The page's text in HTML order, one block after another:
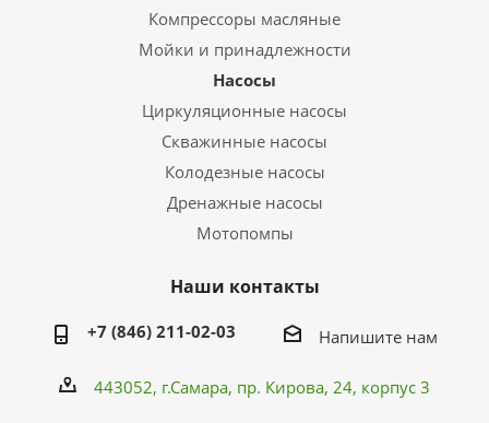
Компрессоры масляные
Мойки и принадлежности
Насосы
Циркуляционные насосы
Скважинные насосы
Колодезные насосы
Дренажные насосы
Мотопомпы
Наши контакты
+7 (846) 211-02-03 Напишите нам
443052, г.Самара, пр. Кирова, 24, корпус 3